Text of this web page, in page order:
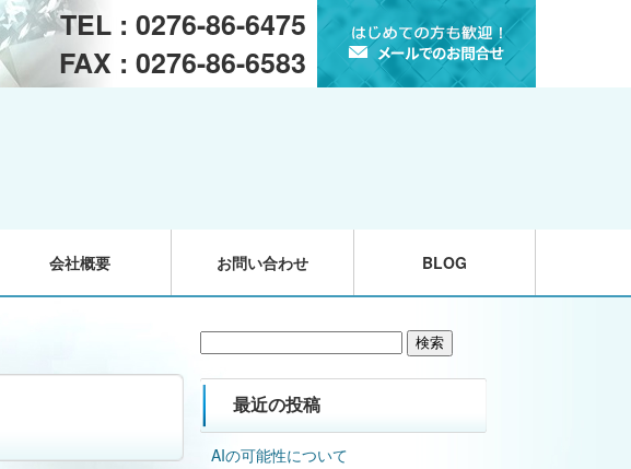
TEL : 0276-86-6475
FAX : 0276-86-6583
会社概要 お問い合わせ BLOG
最近の投稿
AIの可能性について